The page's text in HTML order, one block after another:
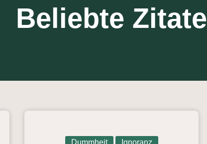
Beliebte Zitate
Dummheit Ignoranz